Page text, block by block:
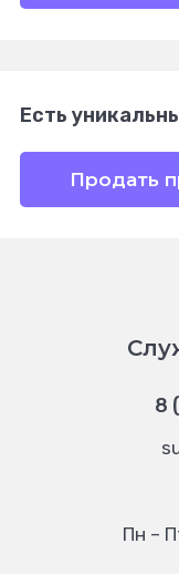
Есть
Продать
8
Пн –